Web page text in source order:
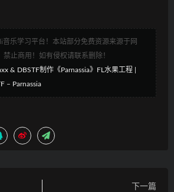
音乐学习平台！本站部分免费资源来源于网
止商用！如有侵权请联系删除！
& DBSTF制作《Parnassia》FL水果工程 |
– Parnassia
下一篇